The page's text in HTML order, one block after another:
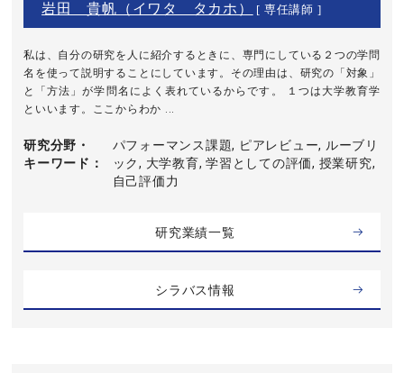
岩田 貴帆（イワタ タカホ） [ 専任講師 ]
私は、自分の研究を人に紹介するときに、専門にしている２つの学問
名を使って説明することにしています。その理由は、研究の「対象」
と「方法」が学問名によく表れているからです。 １つは大学教育学
といいます。ここからわか ...
研究分野・
キーワード
パフォーマンス課題, ピアレビュー, ルーブリ
ック, 大学教育, 学習としての評価, 授業研究,
自己評価力
研究業績一覧
シラバス情報